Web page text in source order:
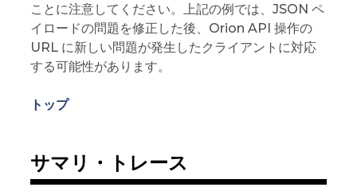
ことに注意してください。上記の例では、JSON ペ
イロードの問題を修正した後、Orion API 操作の
URL に新しい問題が発生したクライアントに対応
する可能性があります。
トップ
サマリ・トレース